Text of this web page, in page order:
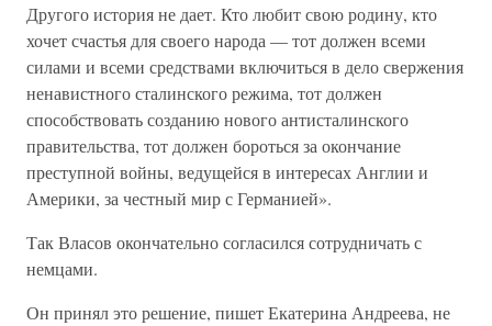
Другого история не дает. Кто любит свою родину, кто
хочет счастья для своего народа — тот должен всеми
силами и всеми средствами включиться в дело свержения
ненавистного сталинского режима, тот должен
способствовать созданию нового антисталинского
правительства, тот должен бороться за окончание
преступной войны, ведущейся в интересах Англии и
Америки, за честный мир с Германией».
Так Власов окончательно согласился сотрудничать с
немцами.
Он принял это решение, пишет Екатерина Андреева, не